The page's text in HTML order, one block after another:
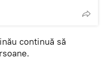
continuă să